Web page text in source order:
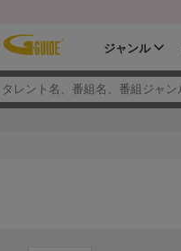
ジャンル